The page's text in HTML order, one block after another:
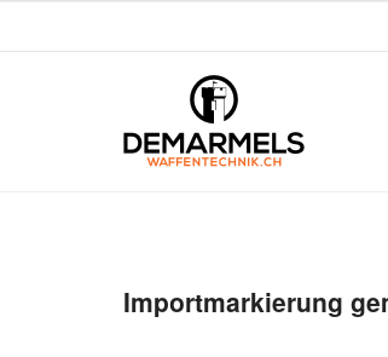
Importmarkierung